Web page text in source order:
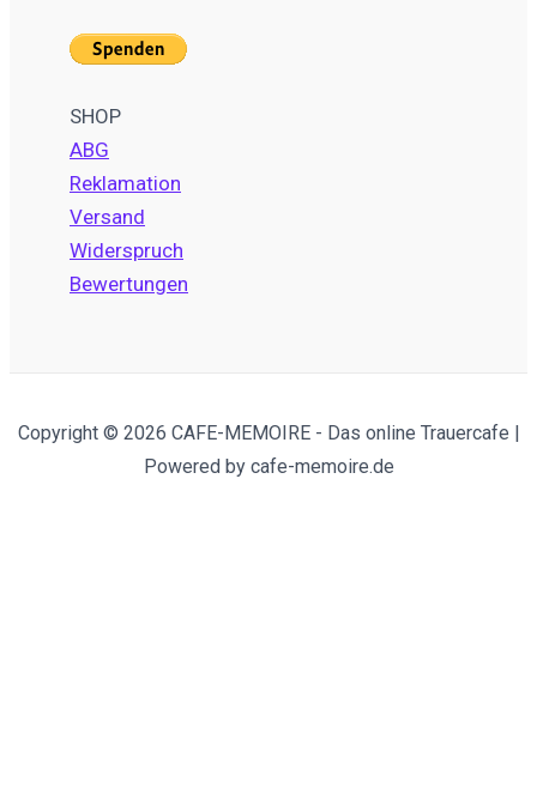
SHOP
ABG
Reklamation
Versand
Widerspruch
Bewertungen
Copyright © 2026 CAFE-MEMOIRE - Das online Trauercafe |
Powered by cafe-memoire.de